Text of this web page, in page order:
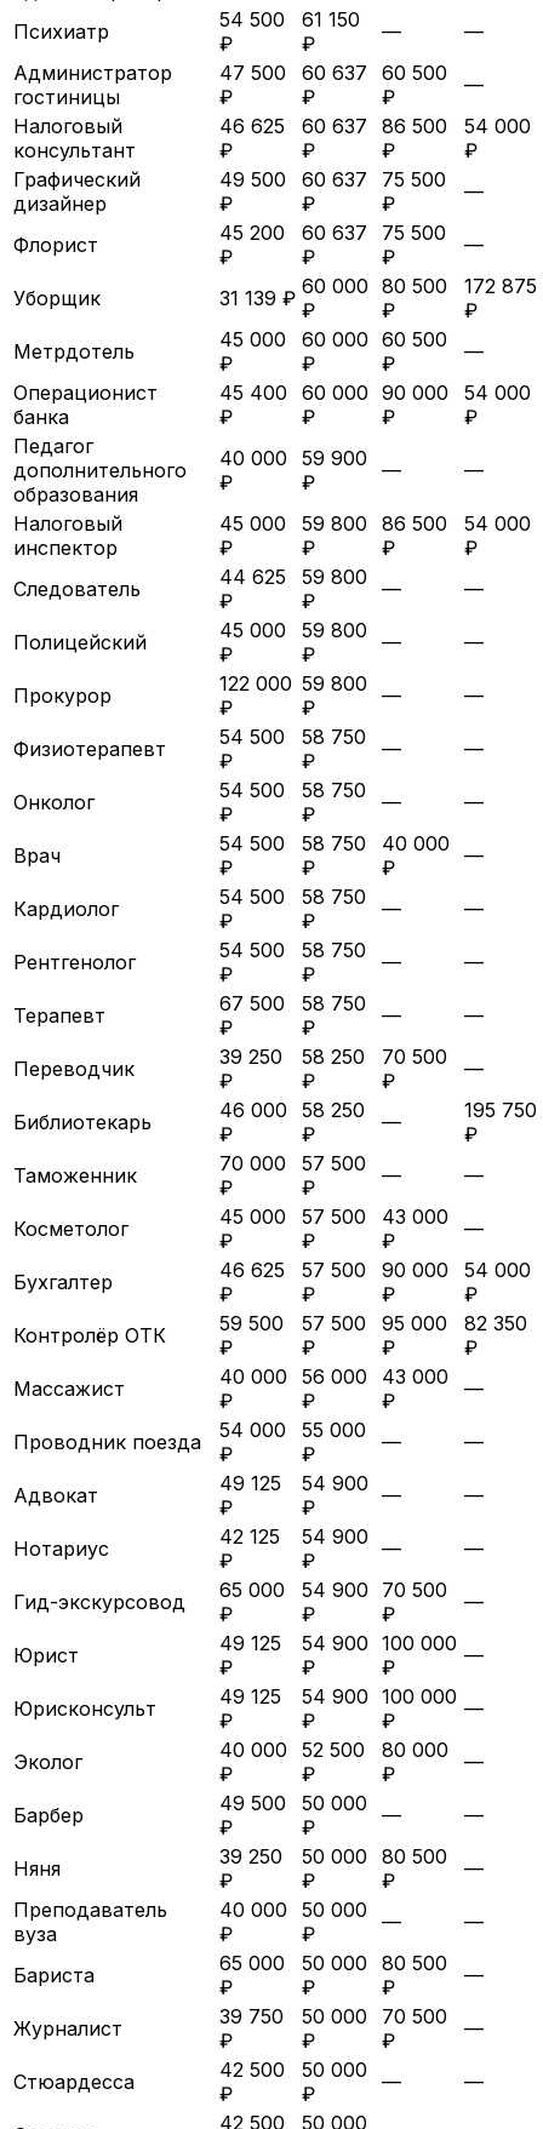
Психиатр
54 500
₽
61 150
₽
—
—
Администратор
гостиницы
47 500
₽
60 637
₽
60 500
₽
—
Налоговый
консультант
46 625
₽
60 637
₽
86 500
₽
54 000
₽
Графический
дизайнер
49 500
₽
60 637
₽
75 500
₽
—
Флорист
45 200
₽
60 637
₽
75 500
₽
—
Уборщик 31 139 ₽ 60 000
₽
80 500
₽
172 875
₽
Метрдотель
45 000
₽
60 000
₽
60 500
₽
—
Операционист
банка
45 400
₽
60 000
₽
90 000
₽
54 000
₽
Педагог
дополнительного
образования
40 000
₽
59 900
₽
— —
Налоговый
инспектор
45 000
₽
59 800
₽
86 500
₽
54 000
₽
Следователь
44 625
₽
59 800
₽
— —
Полицейский
45 000
₽
59 800
₽
— —
Прокурор
122 000
₽
59 800
₽
— —
Физиотерапевт
54 500
₽
58 750
₽
— —
Онколог
54 500
₽
58 750
₽
— —
Врач
54 500
₽
58 750
₽
40 000
₽
—
Кардиолог
54 500
₽
58 750
₽
— —
Рентгенолог
54 500
₽
58 750
₽
— —
Терапевт
67 500
₽
58 750
₽
— —
Переводчик
39 250
₽
58 250
₽
70 500
₽
—
Библиотекарь
46 000
₽
58 250
₽
—
195 750
₽
Таможенник
70 000
₽
57 500
₽
— —
Косметолог
45 000
₽
57 500
₽
43 000
₽
—
Бухгалтер
46 625
₽
57 500
₽
90 000
₽
54 000
₽
Контролёр ОТК
59 500
₽
57 500
₽
95 000
₽
82 350
₽
Массажист
40 000
₽
56 000
₽
43 000
₽
—
Проводник поезда
54 000
₽
55 000
₽
— —
Адвокат
49 125
₽
54 900
₽
— —
Нотариус
42 125
₽
54 900
₽
— —
Гид-экскурсовод
65 000
₽
54 900
₽
70 500
₽
—
Юрист
49 125
₽
54 900
₽
100 000
₽
—
Юрисконсульт
49 125
₽
54 900
₽
100 000
₽
—
Эколог
40 000
₽
52 500
₽
80 000
₽
—
Барбер
49 500
₽
50 000
₽
— —
Няня
39 250
₽
50 000
₽
80 500
₽
—
Преподаватель
вуза
40 000
₽
50 000
₽
— —
Бариста
65 000
₽
50 000
₽
80 500
₽
—
Журналист
39 750
₽
50 000
₽
70 500
₽
—
Стюардесса
42 500
₽
50 000
₽
— —
42 500
50 000